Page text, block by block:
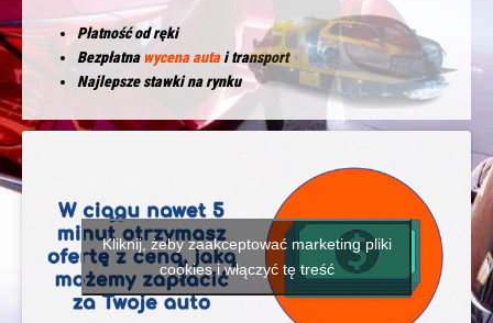
Płatność od ręki
Bezpłatnawycena autai transport
Najlepsze stawki na rynku
Kliknij, żeby zaakceptować marketing pliki
cookies i włączyć tę treść